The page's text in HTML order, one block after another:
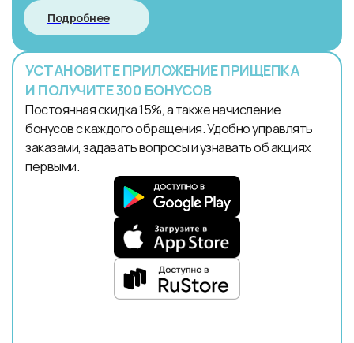
Подробнее
УСТАНОВИТЕ ПРИЛОЖЕНИЕ ПРИЩЕПКА
И ПОЛУЧИТЕ 300 БОНУСОВ
Постоянная скидка 15%, а также начисление
бонусов с каждого обращения. Удобно управлять
заказами, задавать вопросы и узнавать об акциях
первыми.